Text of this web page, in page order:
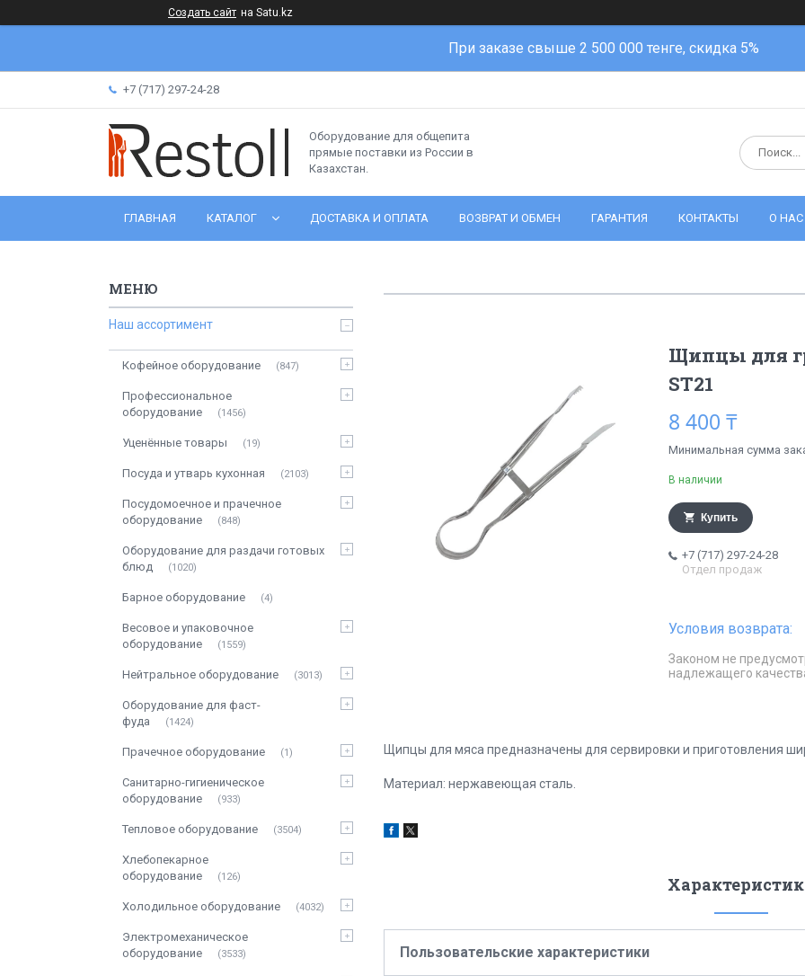
Создать сайт на Satu.kz
При заказе свыше 2 500 000 тенге, скидка 5%
+7 (717) 297-24-28
Оборудование для общепита
прямые поставки из России в
Казахстан.
ГЛАВНАЯ КАТАЛОГ ДОСТАВКА И ОПЛАТА ВОЗВРАТ И ОБМЕН ГАРАНТИЯ КОНТАКТЫ О НАС
Щипцы для
ST21
8 400 ₸
Минимальная сумма
В наличии
Купить
+7 (717) 297-24-28
Отдел продаж
Законом не
надлежащего
Щипцы для мяса предназначены для сервировки и приготовления
Материал: нержавеющая сталь.
Пользовательские характеристики
Наш ассортимент
Кофейное оборудование 847
Профессиональное
оборудование
1456
Уценённые товары 19
Посуда и утварь кухонная 2103
Посудомоечное и прачечное
оборудование
848
Оборудование для раздачи готовых
блюд
1020
Барное оборудование 4
Весовое и упаковочное
оборудование
1559
Нейтральное оборудование 3013
Оборудование для фаст-
фуда
1424
Прачечное оборудование 1
Санитарно-гигиеническое
оборудование
933
Тепловое оборудование 3504
Хлебопекарное
оборудование
126
Холодильное оборудование 4032
Электромеханическое
оборудование
3533